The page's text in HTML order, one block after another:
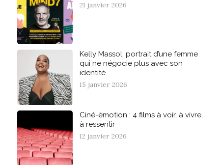
21 janvier 2026
Kelly Massol, portrait d’une femme
qui ne négocie plus avec son
identité
15 janvier 2026
Ciné-émotion : 4 films à voir, à vivre,
à ressentir
12 janvier 2026